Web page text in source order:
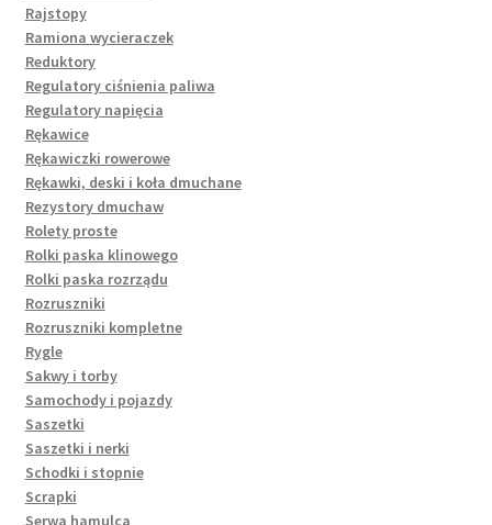
Rajstopy
Ramiona wycieraczek
Reduktory
Regulatory ciśnienia paliwa
Regulatory napięcia
Rękawice
Rękawiczki rowerowe
Rękawki, deski i koła dmuchane
Rezystory dmuchaw
Rolety proste
Rolki paska klinowego
Rolki paska rozrządu
Rozruszniki
Rozruszniki kompletne
Rygle
Sakwy i torby
Samochody i pojazdy
Saszetki
Saszetki i nerki
Schodki i stopnie
Scrapki
Serwa hamulca